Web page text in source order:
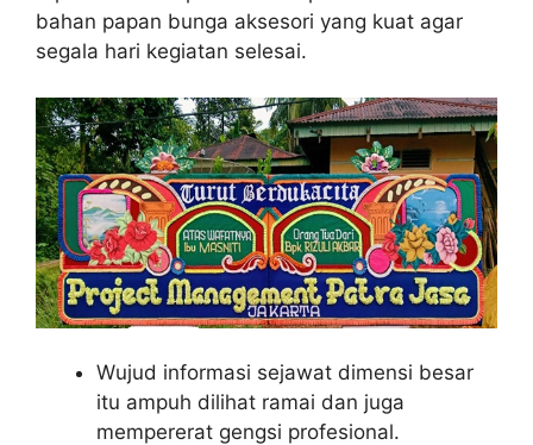
bahan papan bunga aksesori yang kuat agar
segala hari kegiatan selesai.
Wujud informasi sejawat dimensi besar
itu ampuh dilihat ramai dan juga
mempererat gengsi profesional.